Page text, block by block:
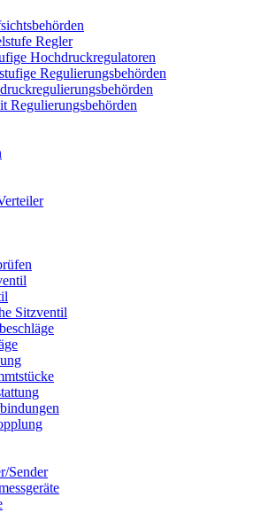
Regler
Hochdruckregulatoren
Regulierungsbehörden
Regulierungsbehörden
Sitzventil
Sender